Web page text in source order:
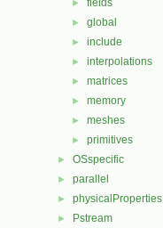
► fields
► global
► include
► interpolations
► matrices
► memory
► meshes
► primitives
► OSspecific
► parallel
► physicalProperties
► Pstream